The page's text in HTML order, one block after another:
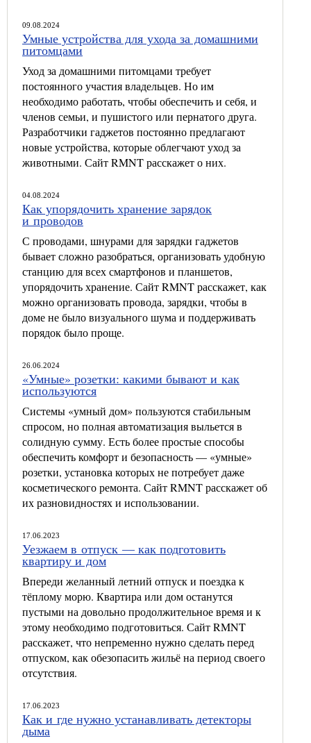
09.08.2024
Умные устройства для ухода за домашними
питомцами
Уход за домашними питомцами требует
постоянного участия владельцев. Но им
необходимо работать, чтобы обеспечить и себя, и
членов семьи, и пушистого или пернатого друга.
Разработчики гаджетов постоянно предлагают
новые устройства, которые облегчают уход за
животными. Сайт RMNT расскажет о них.
04.08.2024
Как упорядочить хранение зарядок
и проводов
С проводами, шнурами для зарядки гаджетов
бывает сложно разобраться, организовать удобную
станцию для всех смартфонов и планшетов,
упорядочить хранение. Сайт RMNT расскажет, как
можно организовать провода, зарядки, чтобы в
доме не было визуального шума и поддерживать
порядок было проще.
26.06.2024
«Умные» розетки: какими бывают и как
используются
Системы «умный дом» пользуются стабильным
спросом, но полная автоматизация выльется в
солидную сумму. Есть более простые способы
обеспечить комфорт и безопасность — «умные»
розетки, установка которых не потребует даже
косметического ремонта. Сайт RMNT расскажет об
их разновидностях и использовании.
17.06.2023
Уезжаем в отпуск — как подготовить
квартиру и дом
Впереди желанный летний отпуск и поездка к
тёплому морю. Квартира или дом останутся
пустыми на довольно продолжительное время и к
этому необходимо подготовиться. Сайт RMNT
расскажет, что непременно нужно сделать перед
отпуском, как обезопасить жильё на период своего
отсутствия.
17.06.2023
Как и где нужно устанавливать детекторы
дыма